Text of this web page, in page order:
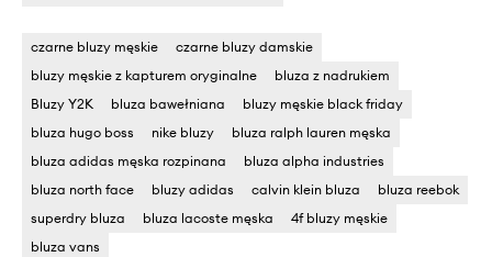
czarne bluzy męskie
czarne bluzy damskie
bluzy męskie z kapturem oryginalne
bluza z nadrukiem
Bluzy Y2K
bluza bawełniana
bluzy męskie black friday
bluza hugo boss
nike bluzy
bluza ralph lauren męska
bluza adidas męska rozpinana
bluza alpha industries
bluza north face
bluzy adidas calvin klein bluza
bluza reebok
superdry bluza
bluza lacoste męska
4f bluzy męskie
bluza vans